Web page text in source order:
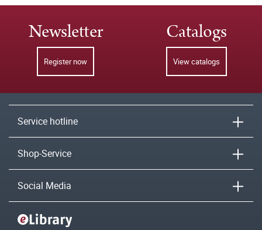
Newsletter
Register now
Catalogs
View catalogs
Service hotline
Shop-Service
Social Media